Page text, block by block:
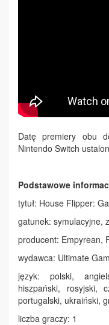
Datę premiery obu
Nintendo Switch
Podstawowe
tytuł: House Flipper:
gatunek: symulacyjne,
producent: Empyrean,
wydawca: Ultimate
język: polski,
hiszpański, rosyjski,
portugalski, ukraiński,
liczba graczy: 1